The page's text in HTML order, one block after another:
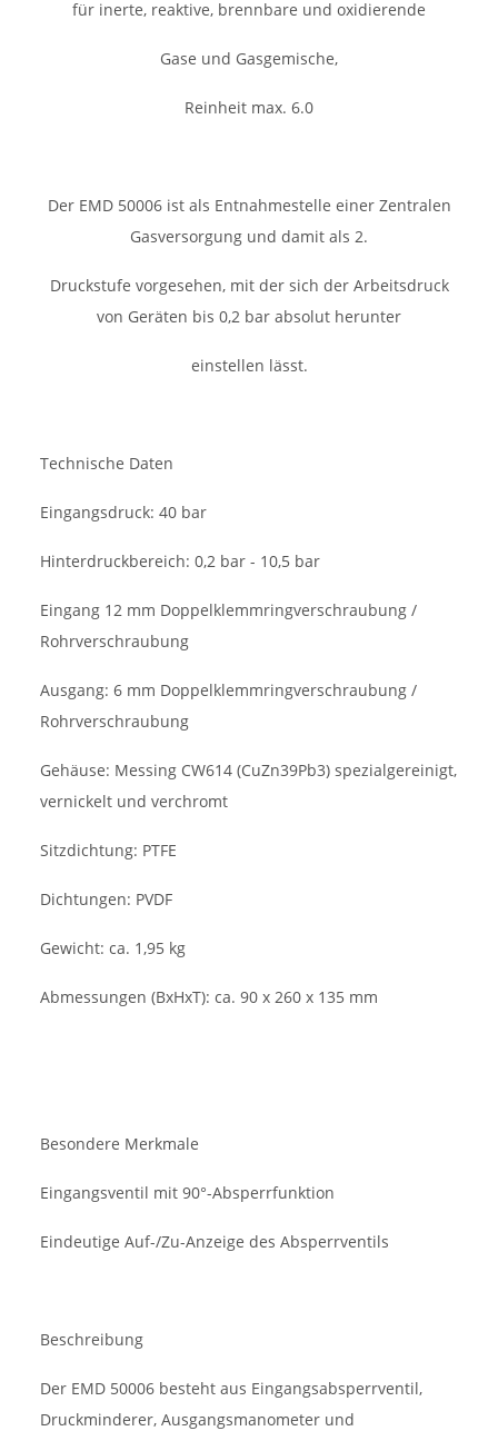
für inerte, reaktive, brennbare und oxidierende
Gase und Gasgemische,
Reinheit max. 6.0
Der EMD 50006 ist als Entnahmestelle einer Zentralen
Gasversorgung und damit als 2.
Druckstufe vorgesehen, mit der sich der Arbeitsdruck
von Geräten bis 0,2 bar absolut herunter
einstellen lässt.
Technische Daten
Eingangsdruck: 40 bar
Hinterdruckbereich: 0,2 bar - 10,5 bar
Eingang 12 mm Doppelklemmringverschraubung /
Rohrverschraubung
Ausgang: 6 mm Doppelklemmringverschraubung /
Rohrverschraubung
Gehäuse: Messing CW614 (CuZn39Pb3) spezialgereinigt,
vernickelt und verchromt
Sitzdichtung: PTFE
Dichtungen: PVDF
Gewicht: ca. 1,95 kg
Abmessungen (BxHxT): ca. 90 x 260 x 135 mm
Besondere Merkmale
Eingangsventil mit 90°-Absperrfunktion
Eindeutige Auf-/Zu-Anzeige des Absperrventils
Beschreibung
Der EMD 50006 besteht aus Eingangsabsperrventil,
Druckminderer, Ausgangsmanometer und